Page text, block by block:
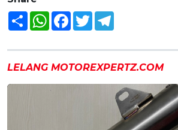
Share WhatsAppFacebook
Twitter
LELANG MOTOREXPERTZ.COM